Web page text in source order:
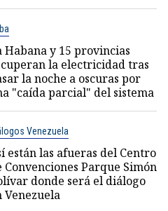
Habana y 15 provincias
la electricidad tras
la noche a oscuras por
"caída parcial" del sistema
Venezuela
están las afueras del Centro
Convenciones Parque Simón
donde será el diálogo
Venezuela